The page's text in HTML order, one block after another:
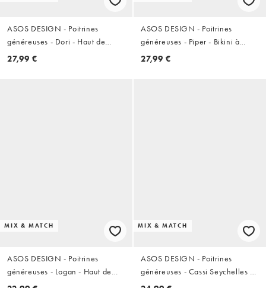
ASOS DESIGN - Poitrines
généreuses - Dori - Haut de
bikini à armatures - Rayures
27,99 €
ASOS DESIGN - Poitrines
généreuses - Piper - Bikini à
armatures dissimulées effet
27,99 €
MIX & MATCH
ASOS DESIGN - Poitrines
généreuses - Logan - Haut de
bikini triangle à bonnets
MIX & MATCH
ASOS DESIGN - Poitrines
généreuses - Cassi Seychelles -
Haut de bikini triangle à bonnets